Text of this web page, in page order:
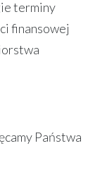
terminy
finansowej
Państwa